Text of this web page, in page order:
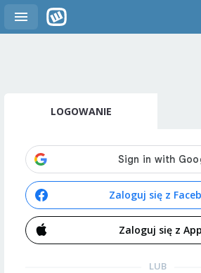
LOGOWANIE
Zaloguj się z
Zaloguj się z
LUB